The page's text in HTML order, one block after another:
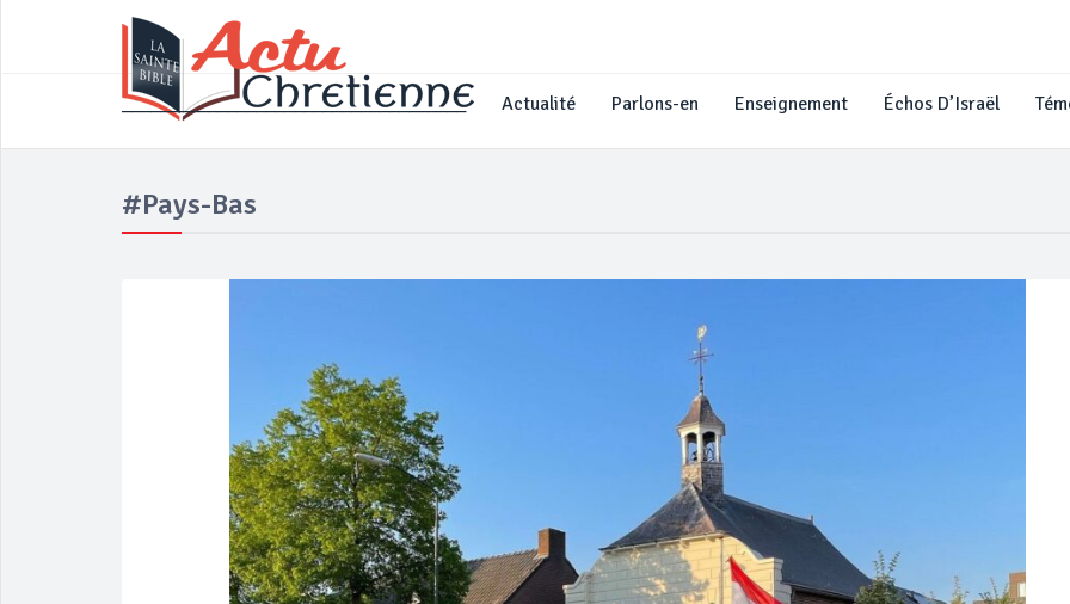
____________________________________ Actualité Parlons-en Enseignement Échos D’Israël
#Pays-Bas